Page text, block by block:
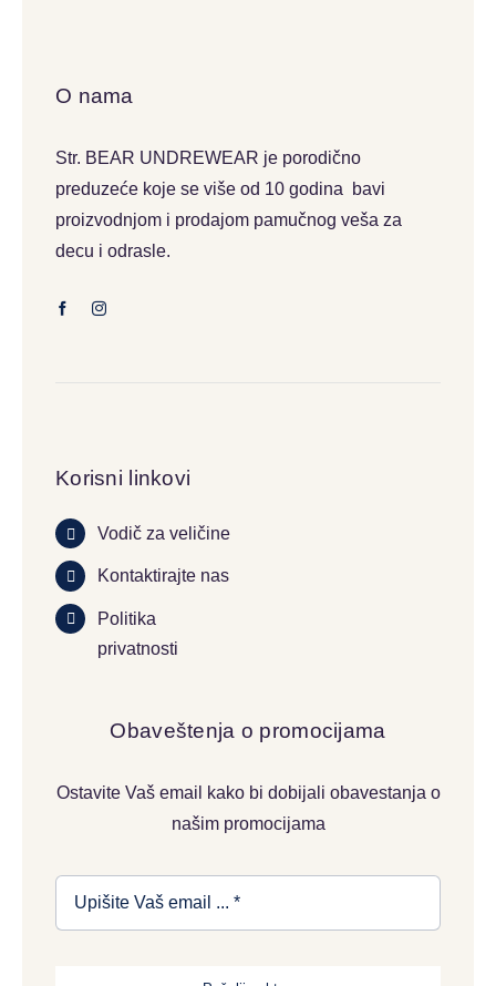
O nama
Str. BEAR UNDREWEAR je porodično
preduzeće koje se više od 10 godina bavi
proizvodnjom i prodajom pamučnog veša za
decu i odrasle.
Korisni linkovi
Vodič za veličine
Kontaktirajte nas
Politika
privatnosti
Obaveštenja o promocijama
Ostavite Vaš email kako bi dobijali obavestanja o
našim promocijama